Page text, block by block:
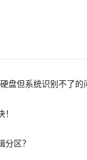
盘但系统识别不了的
分区？